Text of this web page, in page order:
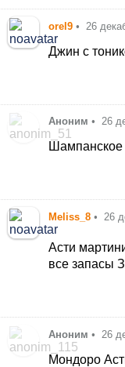
orel9 • 26
Джин с
Аноним • 26
Шампанское
Meliss_8 • 26
Асти
все запасы
Аноним • 26
Мондоро